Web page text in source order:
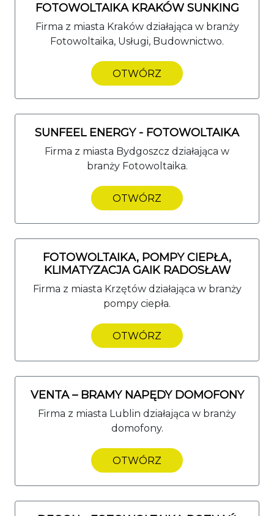
FOTOWOLTAIKA KRAKÓW SUNKING
Firma z miasta Kraków działająca w branży
Fotowoltaika, Usługi, Budownictwo.
OTWÓRZ
SUNFEEL ENERGY - FOTOWOLTAIKA
Firma z miasta Bydgoszcz działająca w
branży Fotowoltaika.
OTWÓRZ
FOTOWOLTAIKA, POMPY CIEPŁA,
KLIMATYZACJA GAIK RADOSŁAW
Firma z miasta Krzętów działająca w branży
pompy ciepła.
OTWÓRZ
VENTA – BRAMY NAPĘDY DOMOFONY
Firma z miasta Lublin działająca w branży
domofony.
OTWÓRZ